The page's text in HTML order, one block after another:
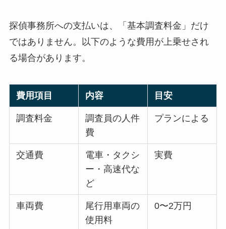
探偵事務所への支払いは、「基本調査料金」だけ
ではありません。以下のような費用が上乗せされ
る場合があります。
費用項目 内容 目安
調査料金
調査員の人件
費
プランによる
交通費
電車・タクシ
ー・高速代な
ど
実費
車両費
尾行用車両の
使用料
0〜2万円